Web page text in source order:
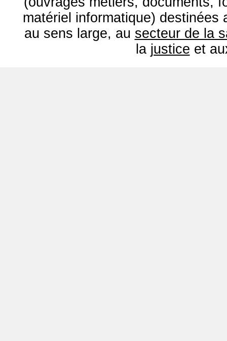
matériel informatique) destinées
au sens large, au secteur de la
la justice et